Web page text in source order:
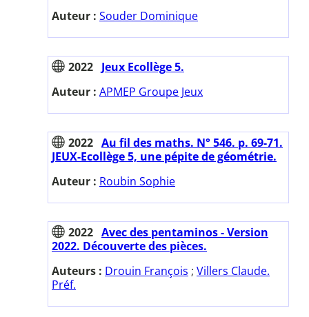
Auteur : Souder Dominique
2022 Jeux Ecollège 5.
Auteur : APMEP Groupe Jeux
2022 Au fil des maths. N° 546. p. 69-71.
JEUX-Ecollège 5, une pépite de géométrie.
Auteur : Roubin Sophie
2022 Avec des pentaminos - Version
2022. Découverte des pièces.
Auteurs : Drouin François ; Villers Claude.
Préf.